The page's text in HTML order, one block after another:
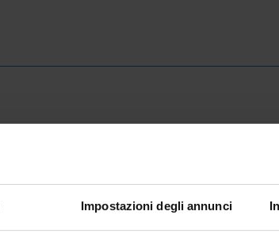
Impostazioni degli annunci